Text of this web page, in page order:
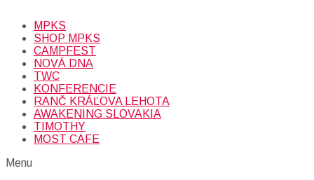
MPKS
SHOP MPKS
CAMPFEST
NOVÁ DNA
TWC
KONFERENCIE
RANČ KRÁĽOVA LEHOTA
AWAKENING SLOVAKIA
TIMOTHY
MOST CAFE
Menu